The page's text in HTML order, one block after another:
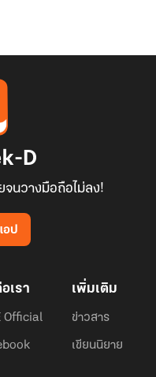
D
นวางมือถือไม่ลง!
อป
เรา
Official
เพิ่มเติม
ข่าวสาร
เขียนนิยาย